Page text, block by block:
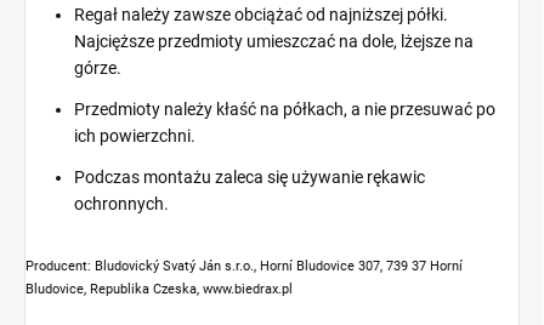
Regał należy zawsze obciążać od najniższej półki.
Najcięższe przedmioty umieszczać na dole, lżejsze na
górze.
Przedmioty należy kłaść na półkach, a nie przesuwać po
ich powierzchni.
Podczas montażu zaleca się używanie rękawic
ochronnych.
Producent: Bludovický Svatý Ján s.r.o., Horní Bludovice 307, 739 37 Horní
Bludovice, Republika Czeska, www.biedrax.pl